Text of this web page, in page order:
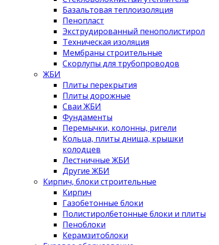
Базальтовая теплоизоляция
Пенопласт
Экструдированный пенополистирол
Техническая изоляция
Мембраны строительные
Скорлупы для трубопроводов
ЖБИ
Плиты перекрытия
Плиты дорожные
Сваи ЖБИ
Фундаменты
Перемычки, колонны, ригели
Кольца, плиты днища, крышки
колодцев
Лестничные ЖБИ
Другие ЖБИ
Кирпич, блоки строительные
Кирпич
Газобетонные блоки
Полистиролбетонные блоки и плиты
Пеноблоки
Керамзитоблоки